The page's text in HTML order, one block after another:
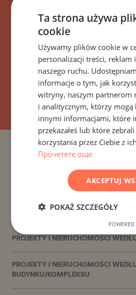
i nowe oferty
budynku/
PRIMA Sofia,
PROJEKTY I NIERUCHOMOŚCI
PROJEKTY I NIERUCHOMOŚCI
PROJEKTY I NIERUCHOMOŚCI
NIERUCHOMOŚCI
PROJEKTY I NIERUCHOMOŚCI
PROJEKTY I NIERUCHOMOŚCI
BUDYNKU/KOMPLEKSU
Ta strona używa
cookie
Używamy plików cookie w
personalizacji treści, reklam
naszego ruchu.
informacje o tym, jak
witryny, naszym partnerom
i analitycznym, którzy mogą
innymi informacjami, które
przekazałeś lub które
korzystania przez Ciebie z
Прочетете още
AKCEPTUJ
POKAŻ SZCZEGÓŁY